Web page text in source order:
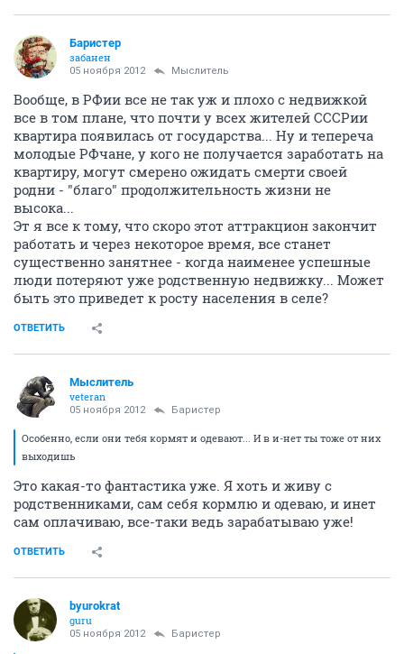
Баристер
забанен
05 ноября 2012 Мыслитель
Вообще, в РФии все не так уж и плохо с недвижкой
все в том плане, что почти у всех жителей СССРии
квартира появилась от государства... Ну и тепереча
молодые РФчане, у кого не получается заработать на
квартиру, могут смерено ожидать смерти своей
родни - "благо" продолжительность жизни не
высока...
Эт я все к тому, что скоро этот аттракцион закончит
работать и через некоторое время, все станет
существенно занятнее - когда наименее успешные
люди потеряют уже родственную недвижку... Может
быть это приведет к росту населения в селе?
ОТВЕТИТЬ
Мыслитель
veteran
05 ноября 2012 Баристер
Особенно, если они тебя кормят и одевают... И в и-нет ты тоже от них
выходишь
Это какая-то фантастика уже. Я хоть и живу с
родственниками, сам себя кормлю и одеваю, и инет
сам оплачиваю, все-таки ведь зарабатываю уже!
ОТВЕТИТЬ
byurokrat
guru
05 ноября 2012 Баристер